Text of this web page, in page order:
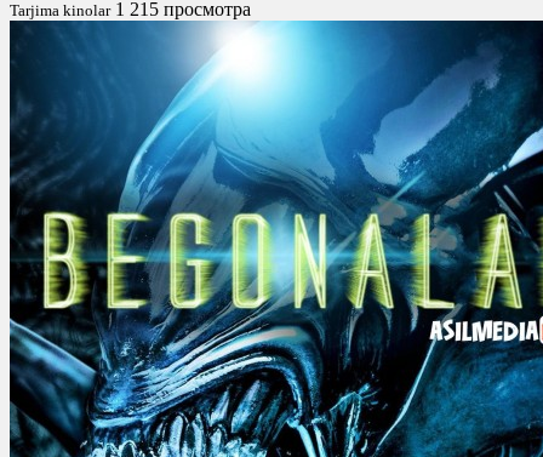
Tarjima kinolar 1 215 просмотра